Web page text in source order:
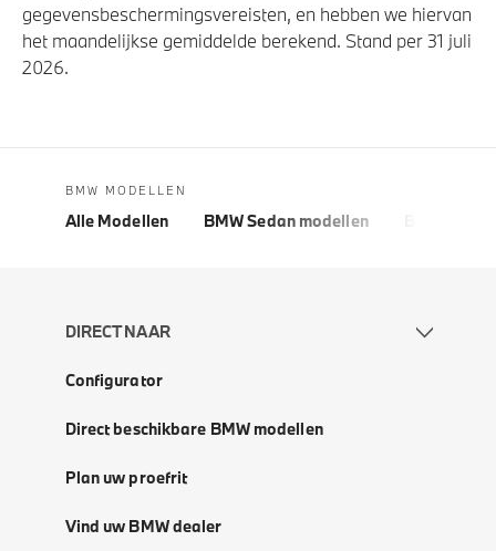
gegevensbeschermingsvereisten, en hebben we hiervan
het maandelijkse gemiddelde berekend. Stand per 31 juli
2026.
BMW MODELLEN
Alle Modellen BMW Sedan modellen
DIRECT NAAR
Configurator
Direct beschikbare BMW modellen
Plan uw proefrit
Vind uw BMW dealer